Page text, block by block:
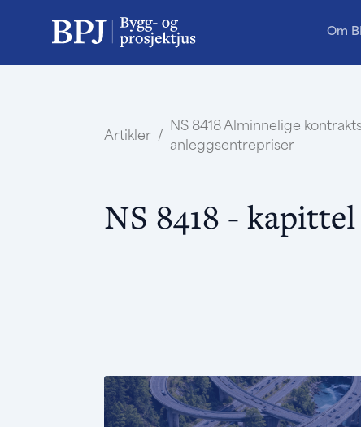
Om
Artikler /
NS 8418 Alminnelige
anleggsentrepriser
NS 8418 -